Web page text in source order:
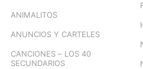
ANIMALITOS
ANUNCIOS Y CARTELES
CANCIONES – LOS 40
SECUNDARIOS